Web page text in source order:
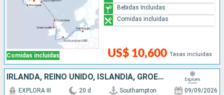
Comidas incluidas US$ 10,600 Tasas incluidas
Bebidas Incluidas
Comidas incluidas
IRLANDA, REINO UNIDO, ISLANDIA, GROENLANDIA, CANADÁ
EXPLORA III 20 d Southampton 09/09/2026